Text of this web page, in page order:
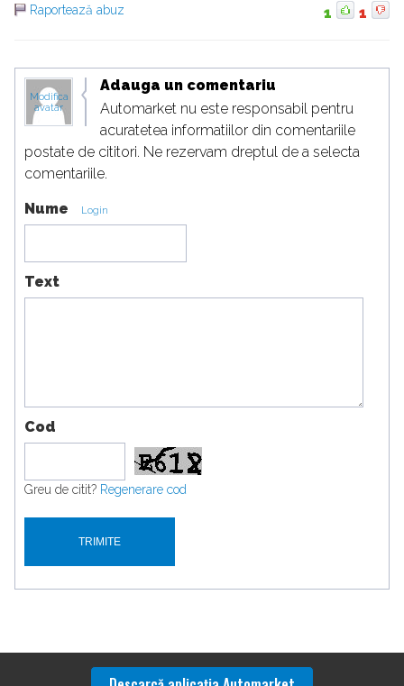
Raportează abuz 1 1
Modifica
avatar
Adauga un comentariu
Automarket nu este responsabil pentru
acuratetea informatiilor din comentariile
postate de cititori. Ne rezervam dreptul de a selecta
comentariile.
Nume Login
Text
Cod
Greu de citit? Regenerare cod